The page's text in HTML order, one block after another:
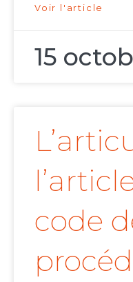
Voir l'article
15
code